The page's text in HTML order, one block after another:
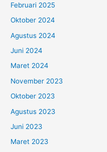
t
u
k
:
Februari 2025
Oktober 2024
Agustus 2024
Juni 2024
Maret 2024
November 2023
Oktober 2023
Agustus 2023
Juni 2023
Maret 2023